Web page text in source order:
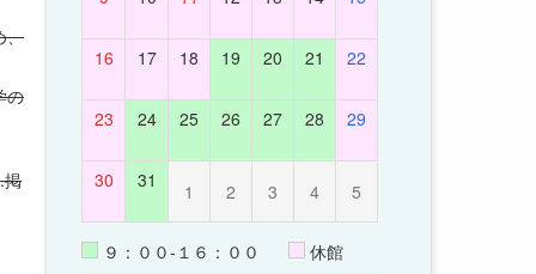
、
の
掲
16 17 18 19 20 21 22
23 24 25 26 27 28 29
30 31 1 2 3 4 5
９：００-１６：００ 休館